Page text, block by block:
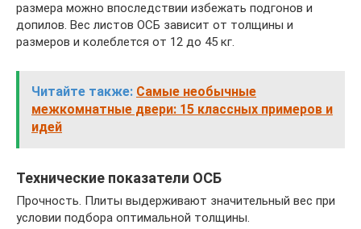
размера можно впоследствии избежать подгонов и
допилов. Вес листов ОСБ зависит от толщины и
размеров и колеблется от 12 до 45 кг.
Читайте также: Самые необычные
межкомнатные двери: 15 классных примеров и
идей
Технические показатели ОСБ
Прочность. Плиты выдерживают значительный вес при
условии подбора оптимальной толщины.